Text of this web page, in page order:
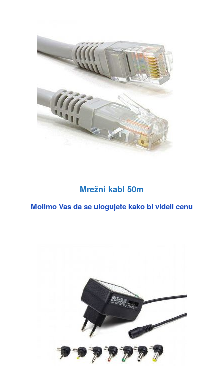
Mrežni kabl 50m
Molimo Vas da se ulogujete kako bi videli cenu